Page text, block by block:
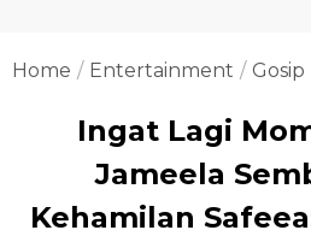
Home Entertainment Gosip
Ingat Lagi
Jameela
Kehamilan